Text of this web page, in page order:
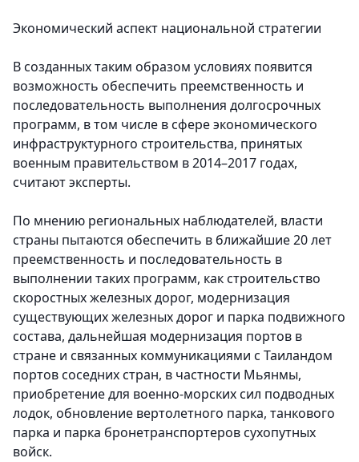
Экономический аспект национальной стратегии
В созданных таким образом условиях появится
возможность обеспечить преемственность и
последовательность выполнения долгосрочных
программ, в том числе в сфере экономического
инфраструктурного строительства, принятых
военным правительством в 2014–2017 годах,
считают эксперты.
По мнению региональных наблюдателей, власти
страны пытаются обеспечить в ближайшие 20 лет
преемственность и последовательность в
выполнении таких программ, как строительство
скоростных железных дорог, модернизация
существующих железных дорог и парка подвижного
состава, дальнейшая модернизация портов в
стране и связанных коммуникациями с Таиландом
портов соседних стран, в частности Мьянмы,
приобретение для военно-морских сил подводных
лодок, обновление вертолетного парка, танкового
парка и парка бронетранспортеров сухопутных
войск.